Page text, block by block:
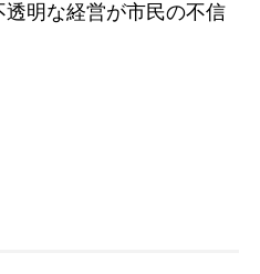
明な経営が市民の不信